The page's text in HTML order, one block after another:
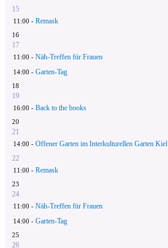
15
11:00 - Remask
16
17
11:00 - Näh-Treffen für Frauen
14:00 - Garten-Tag
18
19
16:00 - Back to the books
20
21
14:00 - Offener Garten im Interkulturellen Garten Kiel
22
11:00 - Remask
23
24
11:00 - Näh-Treffen für Frauen
14:00 - Garten-Tag
25
26